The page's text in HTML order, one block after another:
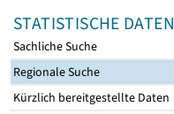
STATISTISCHE DATEN
Sachliche Suche
Regionale Suche
Kürzlich bereitgestellte Daten